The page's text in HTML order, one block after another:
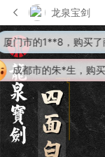
龙泉宝剑
烟台市的张**，购买了
緣*** 很喜欢，给出